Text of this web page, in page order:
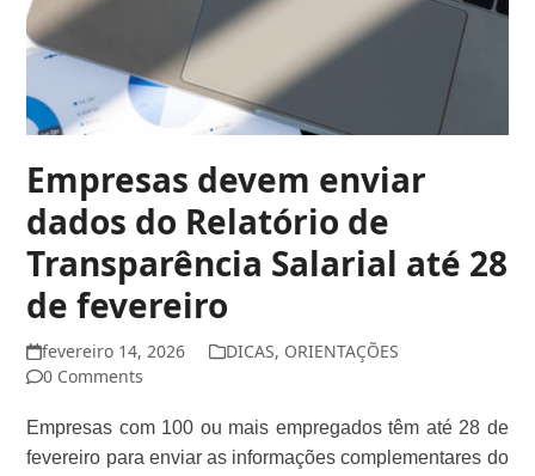
Empresas devem enviar
dados do Relatório de
Transparência Salarial até 28
de fevereiro
fevereiro 14, 2026 DICAS, ORIENTAÇÕES
0 Comments
Empresas com 100 ou mais empregados têm até 28 de
fevereiro para enviar as informações complementares do